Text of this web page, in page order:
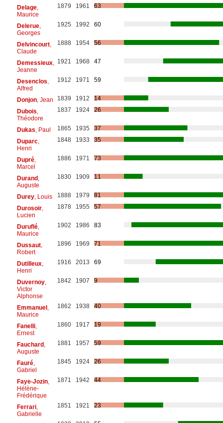
Delage,
Maurice
1879 1961 63
Delerue,
Georges
1925 1992 60
Delvincourt,
Claude
1888 1954 56
Demessieux,
Jeanne
1921 1968 47
Desenclos
Alfred
1912 1971 59
Donjon, Jean 1839 1912
14
Dubois
Théodore
1837 1924 26
Dukas , Paul 1865 1935
37
Duparc,
Henri
1848 1933 35
Dupré,
Marcel
1886 1971 73
Durand,
Auguste
1830 1909 11
Durey, Louis 1888 1979
81
Durosoir,
Lucien
1878 1955 57
Duruflé,
Maurice
1902 1986 83
Dussaut,
Robert
1896 1969 71
Dutilleux,
Henri
1916 2013 69
Duvernoy,
Victor
Alphonse
1842 1907 9
Emmanuel,
Maurice
1862 1938 40
Fanelli,
Ernest
1860 1917 19
Fauchard,
Auguste
1881 1957 59
Fauré,
Gabriel
1845 1924 26
Faye-Jozin,
Hélène-
Frédérique
1871 1942 44
Ferrari,
Gabrielle
1851 1921 23